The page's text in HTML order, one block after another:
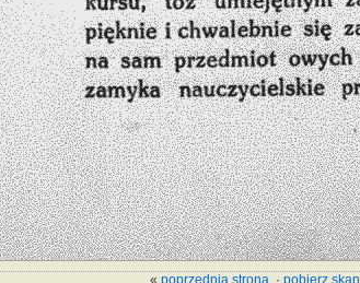
«poprzednia strona ·pobierz skan